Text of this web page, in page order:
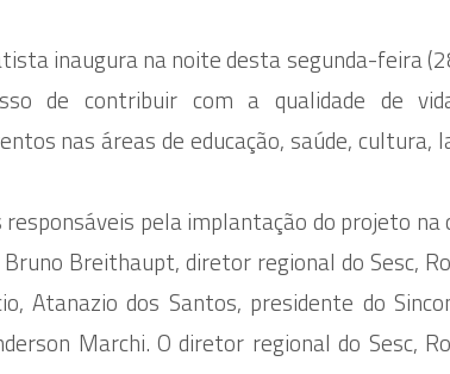
inaugura na noite desta segunda-feira
de contribuir com a qualidade de
nas áreas de educação, saúde, cultura,
pela implantação do projeto na
Breithaupt, diretor regional do Sesc,
Atanazio dos Santos, presidente do
Marchi. O diretor regional do Sesc,